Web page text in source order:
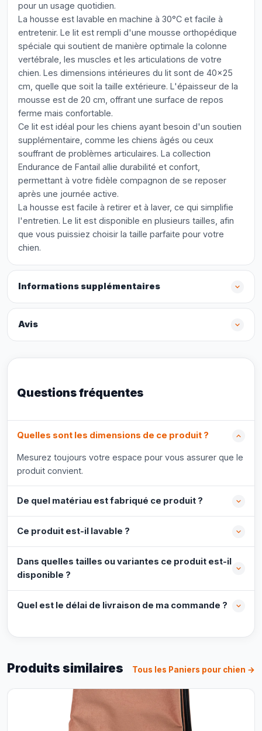
pour un usage quotidien.
La housse est lavable en machine à 30°C et facile à
entretenir. Le lit est rempli d'une mousse orthopédique
spéciale qui soutient de manière optimale la colonne
vertébrale, les muscles et les articulations de votre
chien. Les dimensions intérieures du lit sont de 40x25
cm, quelle que soit la taille extérieure. L'épaisseur de la
mousse est de 20 cm, offrant une surface de repos
ferme mais confortable.
Ce lit est idéal pour les chiens ayant besoin d'un soutien
supplémentaire, comme les chiens âgés ou ceux
souffrant de problèmes articulaires. La collection
Endurance de Fantail allie durabilité et confort,
permettant à votre fidèle compagnon de se reposer
après une journée active.
La housse est facile à retirer et à laver, ce qui simplifie
l'entretien. Le lit est disponible en plusieurs tailles, afin
que vous puissiez choisir la taille parfaite pour votre
chien.
Informations supplémentaires
Avis
Questions fréquentes
Quelles sont les dimensions de ce produit ?
Mesurez toujours votre espace pour vous assurer que le
produit convient.
De quel matériau est fabriqué ce produit ?
Ce produit est-il lavable ?
Dans quelles tailles ou variantes ce produit est-il
disponible ?
Quel est le délai de livraison de ma commande ?
Produits similaires Tous les Paniers pour chien →